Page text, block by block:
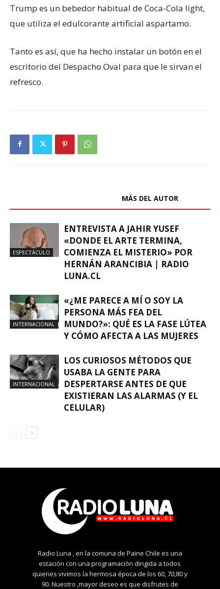
Trump es un bebedor habitual de Coca-Cola light,
que utiliza el edulcorante artificial aspartamo.
Tanto es así, que ha hecho instalar un botón en el
escritorio del Despacho Oval para que le sirvan el
refresco.
MÁS DEL AUTOR
ESPECTÁCULO
ENTREVISTA A JAHIR YUSEF
«DONDE EL ARTE TERMINA,
COMIENZA EL MISTERIO» POR
HERNÁN ARANCIBIA | RADIO
LUNA.CL
INTERNACIONAL
«¿ME PARECE A MÍ O SOY LA
PERSONA MÁS FEA DEL
MUNDO?»: QUÉ ES LA FASE LÚTEA
Y CÓMO AFECTA A LAS MUJERES
INTERNACIONAL
LOS CURIOSOS MÉTODOS QUE
USABA LA GENTE PARA
DESPERTARSE ANTES DE QUE
EXISTIERAN LAS ALARMAS (Y EL
CELULAR)
Radio Luna , en la comuna de Paine Chile es una
estación con una programación dirigida a todos
quienes vivimos la hermosa época de los 60, 70,80 y
90. Nuestro ,mayor deseo es que disfrutes de